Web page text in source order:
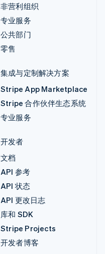
非营利组织
专业服务
公共部门
零售
集成与定制解决方案
Stripe App Marketplace
Stripe 合作伙伴生态系统
专业服务
开发者
文档
API 参考
API 状态
API 更改日志
库和 SDK
Stripe Projects
开发者博客